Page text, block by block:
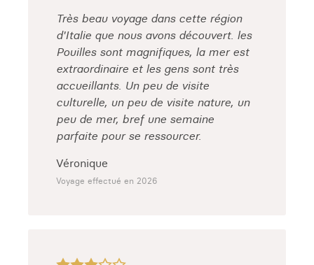
Très beau voyage dans cette région
d'Italie que nous avons découvert. les
Pouilles sont magnifiques, la mer est
extraordinaire et les gens sont très
accueillants. Un peu de visite
culturelle, un peu de visite nature, un
peu de mer, bref une semaine
parfaite pour se ressourcer.
Véronique
Voyage effectué en 2026